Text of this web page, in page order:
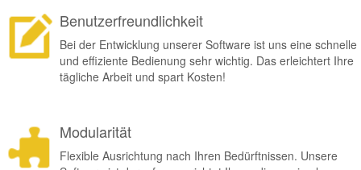
seit über 45 Jahre Software für
Mittelstand
Benutzerfreundlichkeit
Bei der Entwicklung unserer Software ist uns eine schnelle
und effiziente Bedienung sehr wichtig. Das erleichtert Ihre
tägliche Arbeit und spart Kosten!
Modularität
Flexible Ausrichtung nach Ihren Bedürftnissen. Unsere